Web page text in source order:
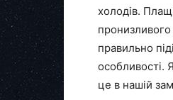
холодів.
правильно
особливості.
це в нашій